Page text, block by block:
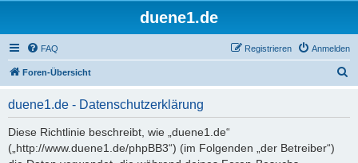
duene1.de
FAQ Anmelden
Registrieren
Foren-Übersicht
duene1.de - Datenschutzerklärung
Diese Richtlinie beschreibt, wie „duene1.de“
(„http://www.duene1.de/phpBB3“) (im Folgenden „der Betreiber“)